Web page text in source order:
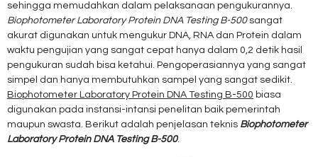
sehingga memudahkan dalam pelaksanaan pengukurannya.
Biophotometer Laboratory Protein DNA Testing B-500sangat
akurat digunakan untuk mengukur DNA, RNA dan Protein dalam
waktu pengujian yang sangat cepat hanya dalam 0,2 detik hasil
pengukuran sudah bisa ketahui. Pengoperasiannya yang sangat
simpel dan hanya membutuhkan sampel yang sangat sedikit.
Biophotometer Laboratory Protein DNA Testing B-500 biasa
digunakan pada instansi-intansi penelitan baik pemerintah
maupun swasta. Berikut adalah penjelasan teknis Biophotometer
Laboratory Protein DNA Testing B-500.